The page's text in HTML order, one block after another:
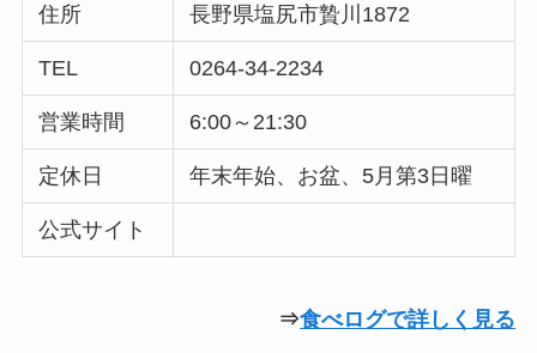
住所 長野県塩尻市贄川1872
TEL 0264-34-2234
営業時間 6:00～21:30
定休日 年末年始、お盆、5月第3日曜
公式サイト
⇒食べログで詳しく見る